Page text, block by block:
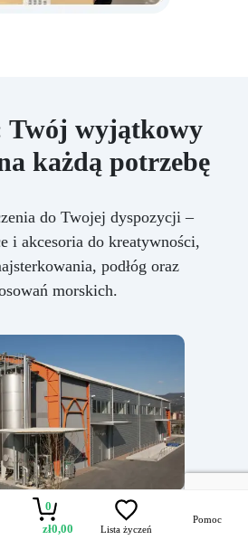
Twój wyjątkowy
każdą potrzebę
do Twojej dyspozycji –
i akcesoria do kreatywności,
podłóg oraz
morskich.
0
zł0,00 Lista życzeń
Pomoc